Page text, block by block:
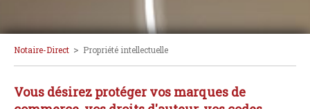
Notaire-Direct > Propriété intellectuelle
Vous désirez protéger vos marques de